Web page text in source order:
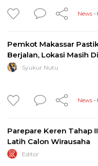
News -
Pemkot Makassar
Berjalan, Lokasi Masih
Syukur Nutu
News -
Parepare Keren Tahap
Latih Calon Wirausaha
Editor